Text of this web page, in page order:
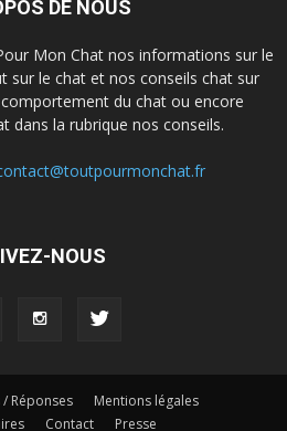
DE NOUS
Mon Chat nos informations sur le
sur le chat et nos conseils chat sur
du chat ou encore
dans la rubrique nos conseils.
NOUS
Réponses
Mentions légales
Contact Presse